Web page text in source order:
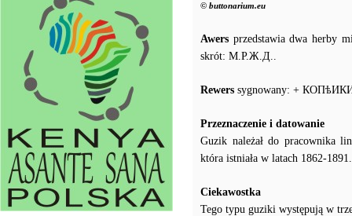
© buttonarium.eu
Awers przedstawia dwa herby
skrót: М.Р.Ж.Д..
Rewers sygnowany: +
Przeznaczenie i datowanie
Guzik należał do pracownika
która istniała w latach 1862-1891.
Ciekawostka
Tego typu guziki występują w